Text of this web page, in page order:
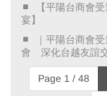
【平陽台商會
宴】 ​
｜平陽台商會
會 深化台越友誼
Page 1 / 48